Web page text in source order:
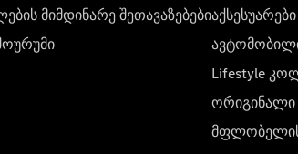
მიმდინარე შეთავაზებებიაქსესუარები
Lifestyle
ორიგინალი